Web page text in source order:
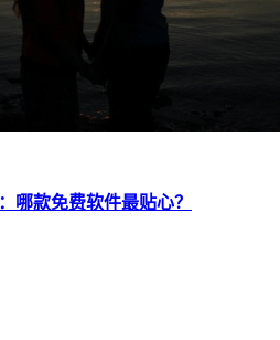
哪款免费软件最贴心？